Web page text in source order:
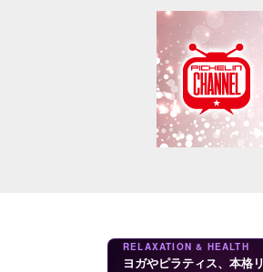
RELAXATION & HEALTH
ヨガやピラティス、本格